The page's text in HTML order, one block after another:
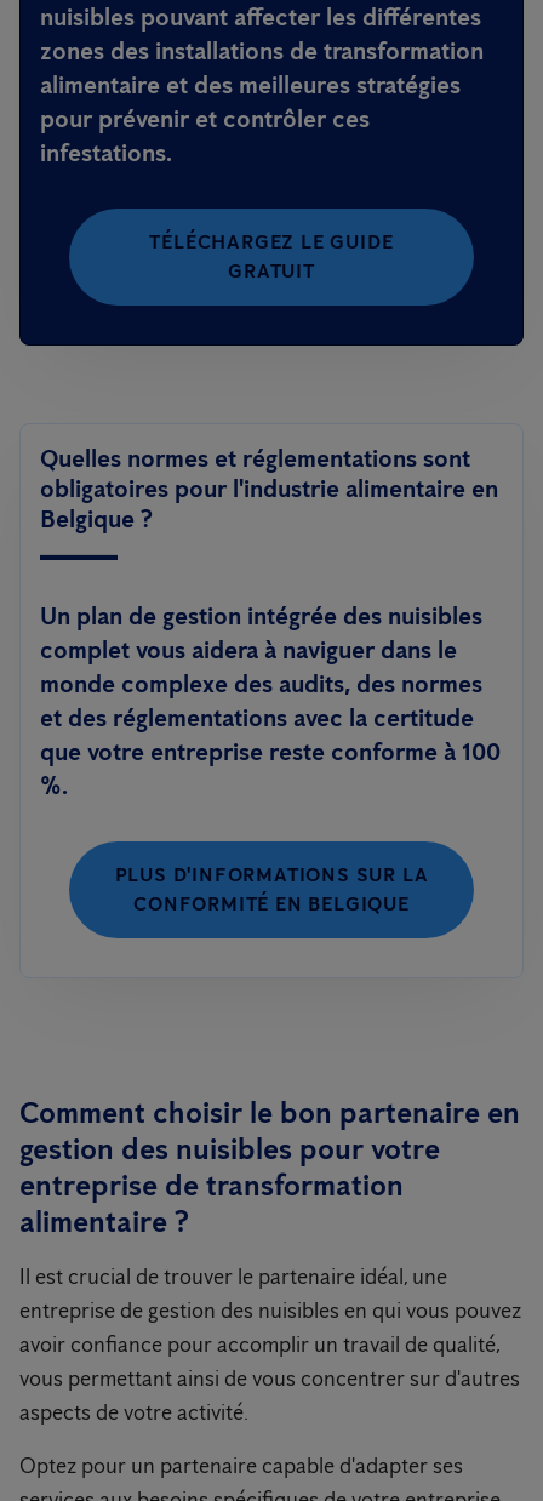
nuisibles pouvant affecter les différentes
zones des installations de transformation
alimentaire et des meilleures stratégies
pour prévenir et contrôler ces
infestations.
TÉLÉCHARGEZ LE GUIDE
GRATUIT
Quelles normes et réglementations sont
obligatoires pour l'industrie alimentaire en
Belgique ?
Un plan de gestion intégrée des nuisibles
complet vous aidera à naviguer dans le
monde complexe des audits, des normes
et des réglementations avec la certitude
que votre entreprise reste conforme à 100
%.
PLUS D'INFORMATIONS SUR LA
CONFORMITÉ EN BELGIQUE
Comment choisir le bon partenaire en
gestion des nuisibles pour votre
entreprise de transformation
alimentaire ?
Il est crucial de trouver le partenaire idéal, une
entreprise de gestion des nuisibles en qui vous pouvez
avoir confiance pour accomplir un travail de qualité,
vous permettant ainsi de vous concentrer sur d'autres
aspects de votre activité.
Optez pour un partenaire capable d'adapter ses